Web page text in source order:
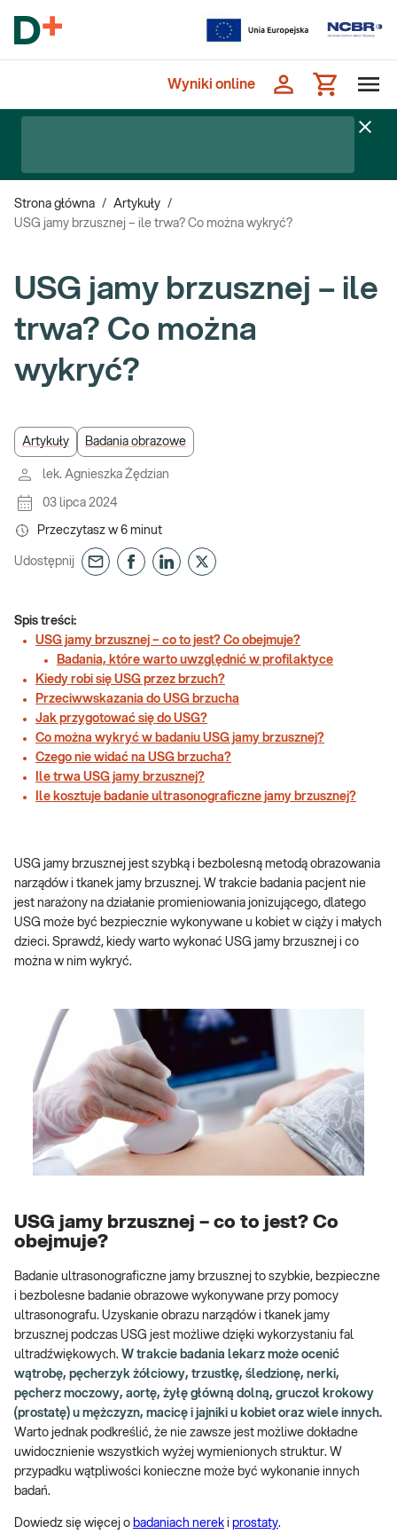
Wyniki online
Strona główna / Artykuły /
USG jamy brzusznej – ile trwa? Co można wykryć?
USG jamy brzusznej – ile
trwa? Co można
wykryć?
Artykuły Badania obrazowe
lek. Agnieszka Żędzian
03 lipca 2024
Przeczytasz w 6 minut
Udostępnij
Spis treści:
USG jamy brzusznej – co to jest? Co obejmuje?
Badania, które warto uwzględnić w profilaktyce
Kiedy robi się USG przez brzuch?
Przeciwwskazania do USG brzucha
Jak przygotować się do USG?
Co można wykryć w badaniu USG jamy brzusznej?
Czego nie widać na USG brzucha?
Ile trwa USG jamy brzusznej?
Ile kosztuje badanie ultrasonograficzne jamy brzusznej?
USG jamy brzusznej jest szybką i bezbolesną metodą obrazowania
narządów i tkanek jamy brzusznej. W trakcie badania pacjent nie
jest narażony na działanie promieniowania jonizującego, dlatego
USG może być bezpiecznie wykonywane u kobiet w ciąży i małych
dzieci. Sprawdź, kiedy warto wykonać USG jamy brzusznej i co
można w nim wykryć.
USG jamy brzusznej – co to jest? Co
obejmuje?
Badanie ultrasonograficzne jamy brzusznej to szybkie, bezpieczne
i bezbolesne badanie obrazowe wykonywane przy pomocy
ultrasonografu. Uzyskanie obrazu narządów i tkanek jamy
brzusznej podczas USG jest możliwe dzięki wykorzystaniu fal
ultradźwiękowych. W trakcie badania lekarz może ocenić
wątrobę, pęcherzyk żółciowy, trzustkę, śledzionę, nerki,
pęcherz moczowy, aortę, żyłę główną dolną, gruczoł krokowy
(prostatę) u mężczyzn, macicę i jajniki u kobiet oraz wiele innych.
Warto jednak podkreślić, że nie zawsze jest możliwe dokładne
uwidocznienie wszystkich wyżej wymienionych struktur. W
przypadku wątpliwości konieczne może być wykonanie innych
badań.
Dowiedz się więcej o badaniach nerek i prostaty.